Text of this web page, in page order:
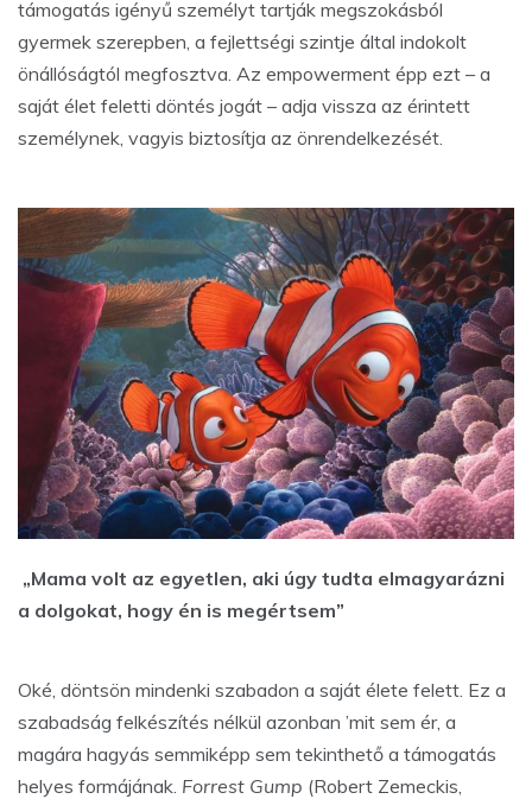
támogatás igényű személyt tartják megszokásból
gyermek szerepben, a fejlettségi szintje által indokolt
önállóságtól megfosztva. Az empowerment épp ezt – a
saját élet feletti döntés jogát – adja vissza az érintett
személynek, vagyis biztosítja az önrendelkezését.
„Mama volt az egyetlen, aki úgy tudta elmagyarázni
a dolgokat, hogy én is megértsem”
Oké, döntsön mindenki szabadon a saját élete felett. Ez a
szabadság felkészítés nélkül azonban ’mit sem ér, a
magára hagyás semmiképp sem tekinthető a támogatás
helyes formájának. Forrest Gump (Robert Zemeckis,